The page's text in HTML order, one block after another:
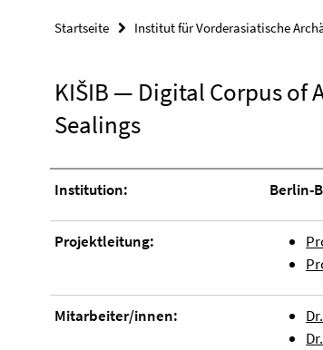
Startseite Institut für Vorderasiatische
KIŠIB — Digital Corpus of
Sealings
Institution: Berlin-
Projektleitung:
Mitarbeiter/innen: